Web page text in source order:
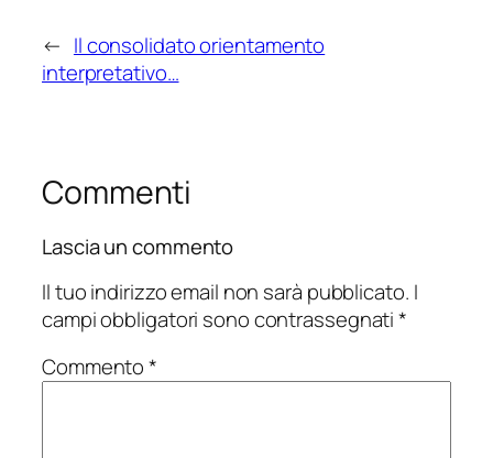
← Il consolidato orientamento
interpretativo…
Commenti
Lascia un commento
Il tuo indirizzo email non sarà pubblicato. I
campi obbligatori sono contrassegnati*
Commento*